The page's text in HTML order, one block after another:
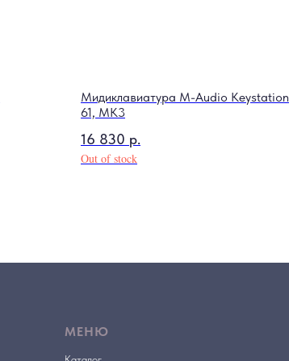
Мидиклавиатура M-Audio Keystation
61, MK3
16 830 р.
Out of stock
МЕНЮ